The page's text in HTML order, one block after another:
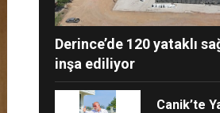
Derince’de 120 yataklı
inşa ediliyor
Canik’te